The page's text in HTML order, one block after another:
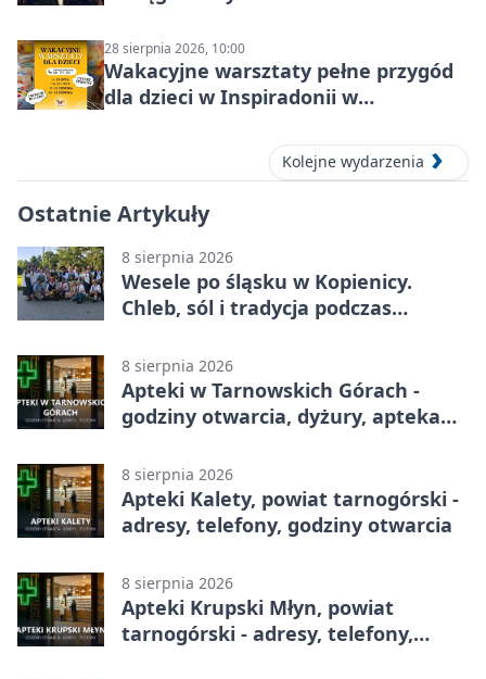
28 sierpnia 2026, 10:00
Wakacyjne warsztaty pełne przygód
dla dzieci w Inspiradonii w
Kolejne wydarzenia
Ostatnie Artykuły
8 sierpnia 2026
Wesele po śląsku w Kopienicy.
Chleb, sól i tradycja podczas
8 sierpnia 2026
Apteki w Tarnowskich Górach -
godziny otwarcia, dyżury, apteka
8 sierpnia 2026
Apteki Kalety, powiat tarnogórski -
adresy, telefony, godziny otwarcia
8 sierpnia 2026
Apteki Krupski Młyn, powiat
tarnogórski - adresy, telefony,